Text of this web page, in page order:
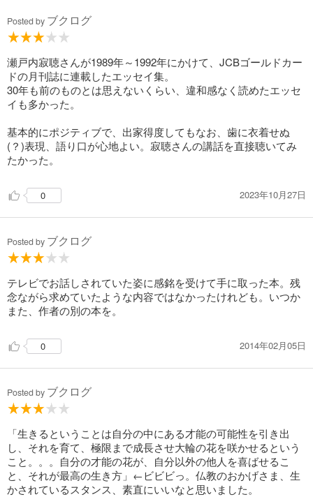
Posted by ブクログ
瀬戸内寂聴さんが1989年～1992年にかけて、JCBゴールドカー
ドの月刊誌に連載したエッセイ集。
30年も前のものとは思えないくらい、違和感なく読めたエッセ
イも多かった。
基本的にポジティブで、出家得度してもなお、歯に衣着せぬ
(？)表現、語り口が心地よい。寂聴さんの講話を直接聴いてみ
たかった。
0 2023年10月27日
Posted by ブクログ
テレビでお話しされていた姿に感銘を受けて手に取った本。残
念ながら求めていたような内容ではなかったけれども。いつか
また、作者の別の本を。
0 2014年02月05日
Posted by ブクログ
「生きるということは自分の中にある才能の可能性を引き出
し、それを育て、極限まで成長させ大輪の花を咲かせるという
こと。。。自分の才能の花が、自分以外の他人を喜ばせるこ
と、それが最高の生き方」←ビビビっ。仏教のおかげさま、生
かされているスタンス、素直にいいなと思いました。